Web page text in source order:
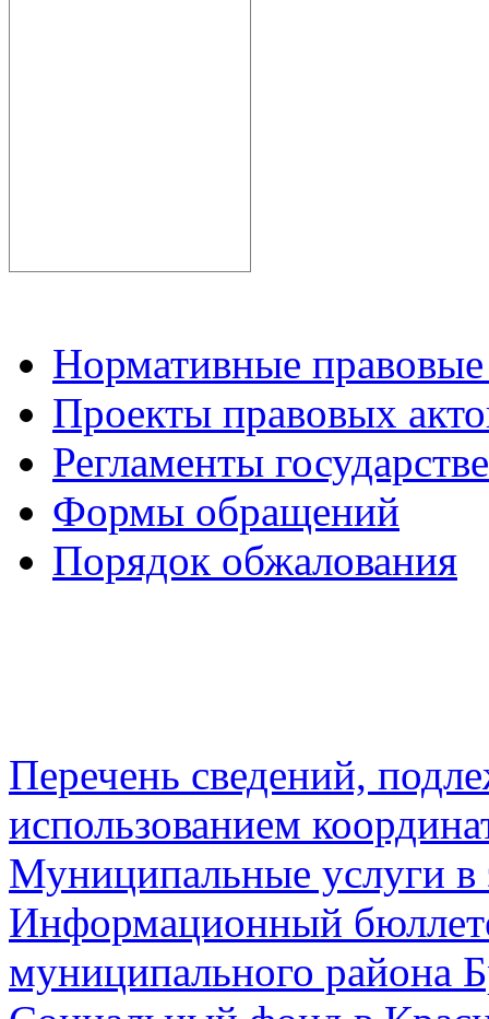
Нормативные
Проекты правовых
Регламенты
Формы обращений
Порядок обжалования
Перечень сведений,
использованием
Муниципальные услуги в
Информационный
муниципального района